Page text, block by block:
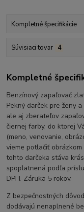
Kompletné špecifikácie
Súvisiaci tovar 4
Kompletné
Benzínový zapaľovač
Pekný darček pre ženy
ale aj zberateľov
čiernej farby, do ktorej
(meno, venovanie,
vieme potlačiť
tohto darčeka stáva
spoplatnená podľa
DPH. Záruka 5 rokov.
Z bezpečnostných
dodávajú nenaplnené